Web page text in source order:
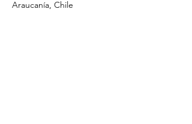
Araucanía, Chile